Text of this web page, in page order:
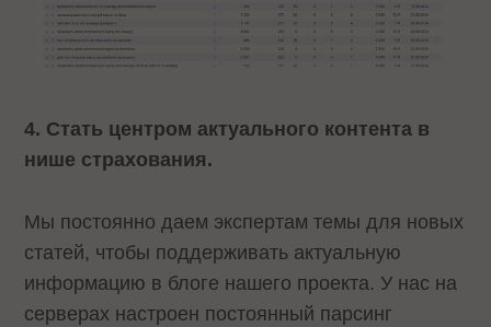
4. Стать центром актуального контента в
нише страхования.
Мы постоянно даем экспертам темы для новых
статей, чтобы поддерживать актуальную
информацию в блоге нашего проекта. У нас на
серверах настроен постоянный парсинг